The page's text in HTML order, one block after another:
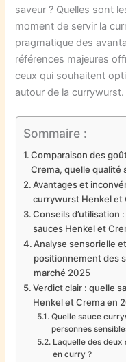
saveur ? Quelles sont
moment de servir la
pragmatique des
références majeures
ceux qui souhaitent
autour de la currywurst.
Sommaire :
Comparaison des
Crema, quelle qualité
Avantages et
currywurst Henkel et
Conseils d’utilisation
sauces Henkel et
Analyse sensorielle
positionnement des
marché 2025
Verdict clair : quelle
Henkel et Crema en
Quelle sauce
personnes
Laquelle des deux
en curry ?